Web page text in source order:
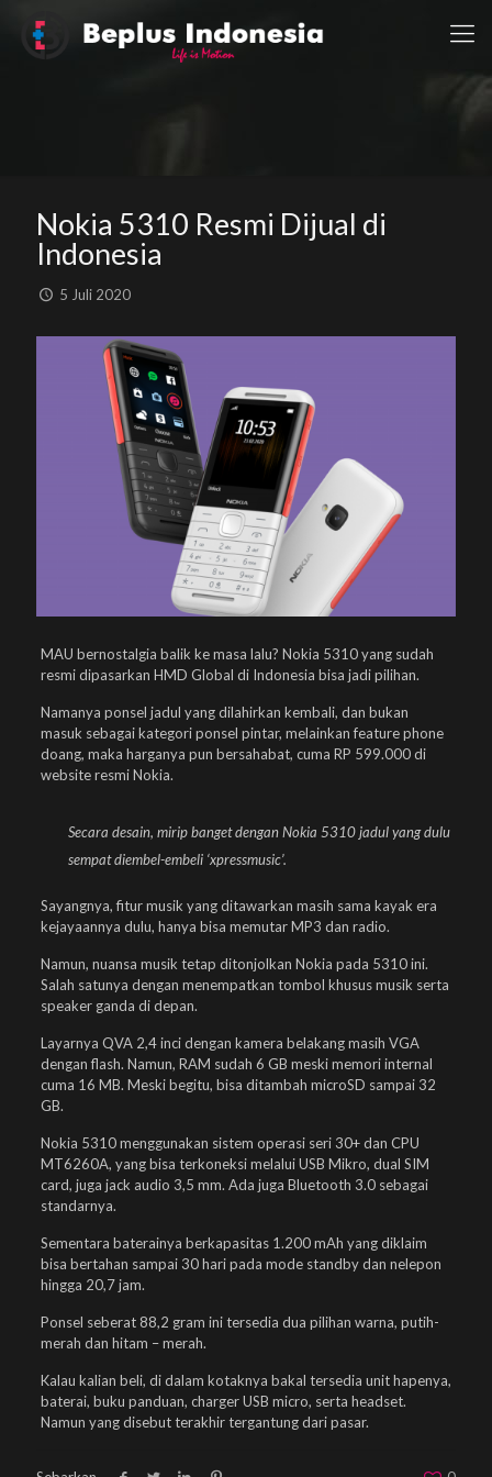
Nokia 5310 Resmi Dijual di
Indonesia
5 Juli 2020
MAU bernostalgia balik ke masa lalu? Nokia 5310 yang sudah
resmi dipasarkan HMD Global di Indonesia bisa jadi pilihan.
Namanya ponsel jadul yang dilahirkan kembali, dan bukan
masuk sebagai kategori ponsel pintar, melainkan feature phone
doang, maka harganya pun bersahabat, cuma RP 599.000 di
website resmi Nokia.
Secara desain, mirip banget dengan Nokia 5310 jadul yang dulu
sempat diembel-embeli ‘xpressmusic’.
Sayangnya, fitur musik yang ditawarkan masih sama kayak era
kejayaannya dulu, hanya bisa memutar MP3 dan radio.
Namun, nuansa musik tetap ditonjolkan Nokia pada 5310 ini.
Salah satunya dengan menempatkan tombol khusus musik serta
speaker ganda di depan.
Layarnya QVA 2,4 inci dengan kamera belakang masih VGA
dengan flash. Namun, RAM sudah 6 GB meski memori internal
cuma 16 MB. Meski begitu, bisa ditambah microSD sampai 32
GB.
Nokia 5310 menggunakan sistem operasi seri 30+ dan CPU
MT6260A, yang bisa terkoneksi melalui USB Mikro, dual SIM
card, juga jack audio 3,5 mm. Ada juga Bluetooth 3.0 sebagai
standarnya.
Sementara baterainya berkapasitas 1.200 mAh yang diklaim
bisa bertahan sampai 30 hari pada mode standby dan nelepon
hingga 20,7 jam.
Ponsel seberat 88,2 gram ini tersedia dua pilihan warna, putih-
merah dan hitam – merah.
Kalau kalian beli, di dalam kotaknya bakal tersedia unit hapenya,
baterai, buku panduan, charger USB micro, serta headset.
Namun yang disebut terakhir tergantung dari pasar.